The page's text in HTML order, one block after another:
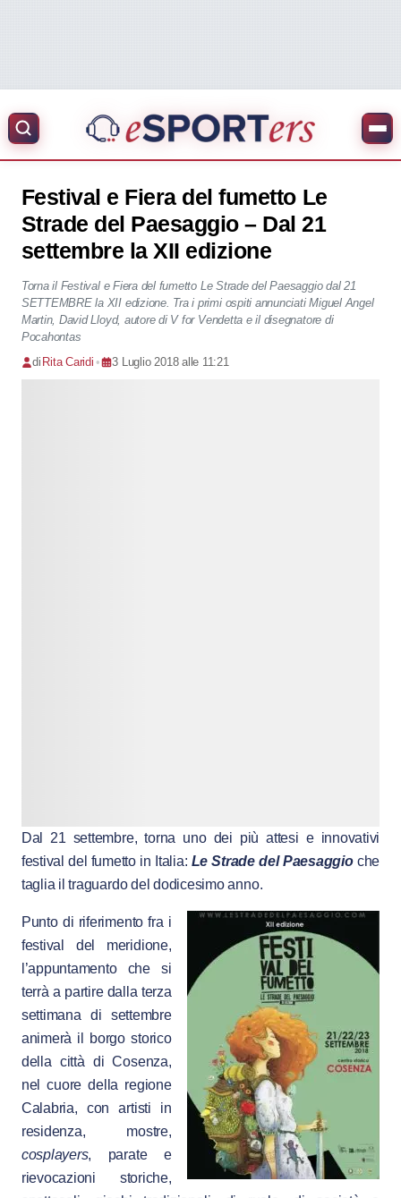
Festival e Fiera del fumetto Le
Strade del Paesaggio – Dal 21
settembre la XII edizione
Torna il Festival e Fiera del fumetto Le Strade del Paesaggio dal 21
SETTEMBRE la XII edizione. Tra i primi ospiti annunciati Miguel Angel
Martin, David Lloyd, autore di V for Vendetta e il disegnatore di
Pocahontas
di Rita Caridi • 3 Luglio 2018 alle 11:21
Dal 21 settembre, torna uno dei più attesi e innovativi
festival del fumetto in Italia: Le Strade del Paesaggioche
taglia il traguardo del dodicesimo anno.
Punto di riferimento fra i
festival del meridione,
l’appuntamento che si
terrà a partire dalla terza
settimana di settembre
animerà il borgo storico
della città di Cosenza,
nel cuore della regione
Calabria, con artisti in
residenza, mostre,
cosplayers, parate e
rievocazioni storiche,